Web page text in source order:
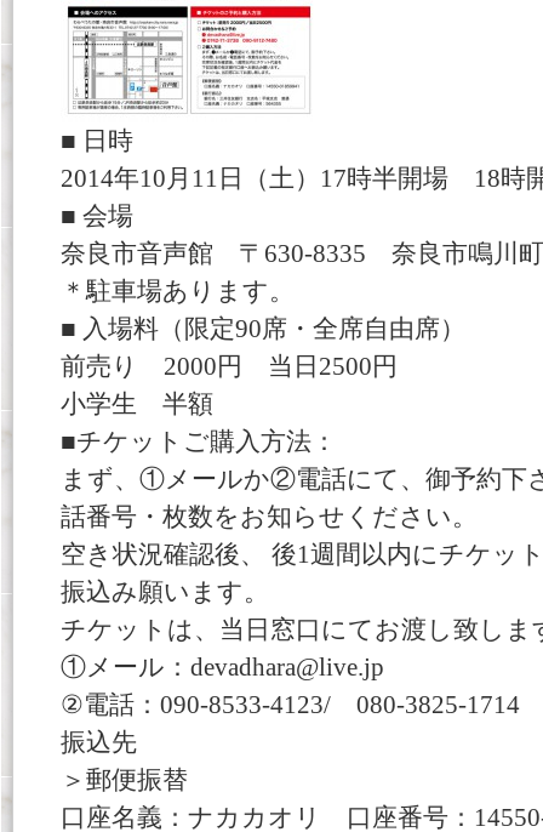
■ 日時
2014年10月11日（土）17時半開場 18時
■ 会場
奈良市音声館 〒630-8335 奈良市鳴川
＊駐車場あります。
■ 入場料（限定90席・全席自由席）
前売り 2000円 当日2500円
小学生 半額
■チケットご購入方法：
まず、①メールか②電話にて、御予約下
話番号・枚数をお知らせください。
空き状況確認後、 後1週間以内にチケッ
振込み願います。
チケットは、当日窓口にてお渡し致しま
①メール：devadhara@live.jp
②電話：090‐8533‐4123/ 080-3825-1714
振込先
＞郵便振替
口座名義：ナカカオリ 口座番号：